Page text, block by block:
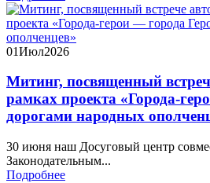
01Июл2026
Митинг, посвященный
рамках проекта «Города-
дорогами народных
30 июня наш Досуговый центр
Законодательным...
Подробнее